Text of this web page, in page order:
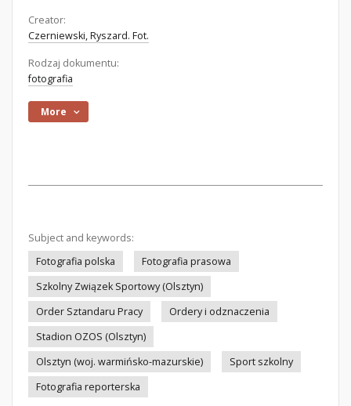
Creator:
Czerniewski, Ryszard. Fot.
Rodzaj dokumentu:
fotografia
More
Subject and keywords:
Fotografia polska
Fotografia prasowa
Szkolny Związek Sportowy (Olsztyn)
Order Sztandaru Pracy
Ordery i odznaczenia
Stadion OZOS (Olsztyn)
Olsztyn (woj. warmińsko-mazurskie)
Sport szkolny
Fotografia reporterska